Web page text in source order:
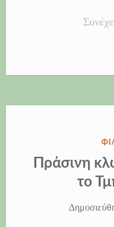
Πράσινη
το